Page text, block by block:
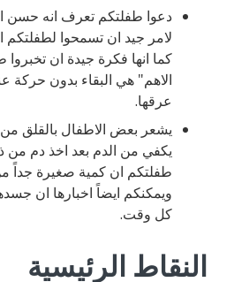
دعوا طفلتكم تعرف انه حسن
لامر جيد ان تسمحوا
كما انها فكرة جيدة ان
الاهم" هي البقاء بدون حركة
عرقها.
يشعر بعض الاطفال بالقلق من
يكفي من الدم بعد اخذ دم من
طفلتكم ان كمية صغيرة جداً
ويمكنكم ايضاً اخبارها ان
كل وقت.
النقاط الرئيسية